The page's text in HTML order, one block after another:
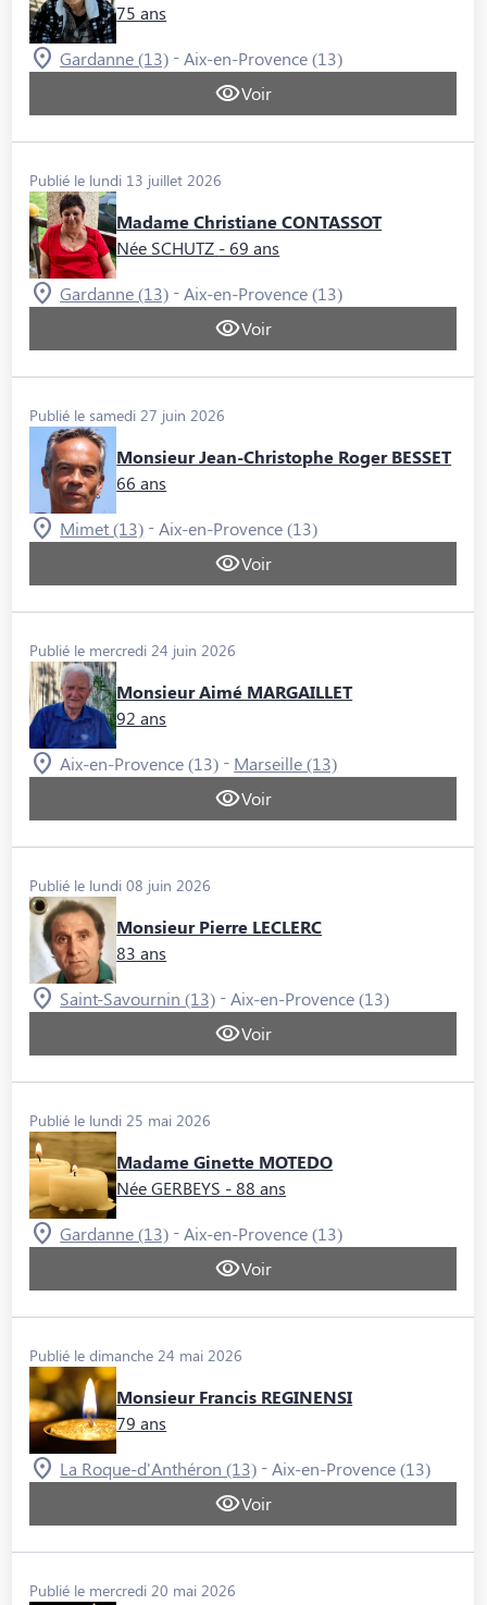
75 ans
Gardanne (13) - Aix-en-Provence (13)
Voir
Publié le lundi 13 juillet 2026
Madame Christiane CONTASSOT
Née SCHUTZ - 69 ans
Gardanne (13) - Aix-en-Provence (13)
Voir
Publié le samedi 27 juin 2026
Monsieur Jean-Christophe Roger BESSET
66 ans
Mimet (13) - Aix-en-Provence (13)
Voir
Publié le mercredi 24 juin 2026
Monsieur Aimé MARGAILLET
92 ans
Aix-en-Provence (13) - Marseille (13)
Voir
Publié le lundi 08 juin 2026
Monsieur Pierre LECLERC
83 ans
Saint-Savournin (13) - Aix-en-Provence (13)
Voir
Publié le lundi 25 mai 2026
Madame Ginette MOTEDO
Née GERBEYS - 88 ans
Gardanne (13) - Aix-en-Provence (13)
Voir
Publié le dimanche 24 mai 2026
Monsieur Francis REGINENSI
79 ans
La Roque-d'Anthéron (13) - Aix-en-Provence (13)
Voir
Publié le mercredi 20 mai 2026